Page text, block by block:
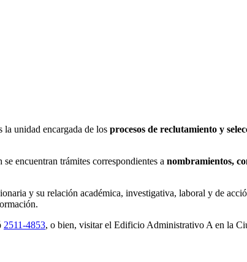
unidad encargada de los procesos de reclutamiento y
encuentran trámites correspondientes a nombramientos,
y su relación académica, investigativa, laboral y de
2511-4853, o bien, visitar el Edificio Administrativo A en la